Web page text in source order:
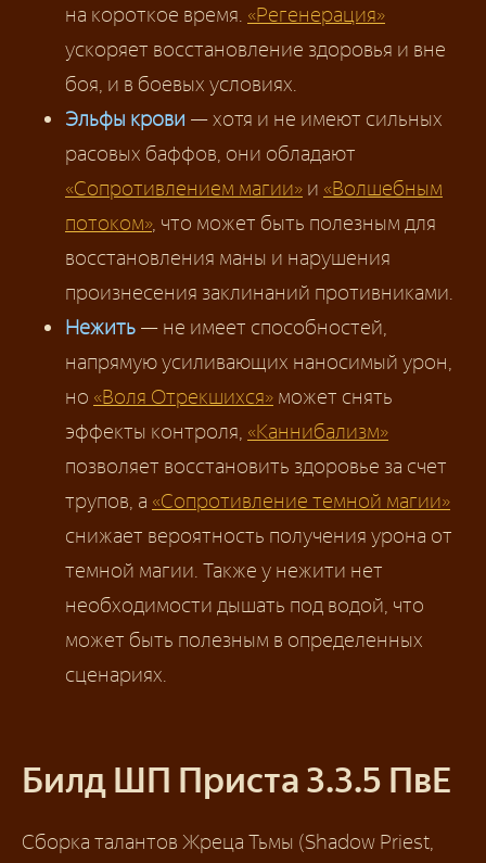
на короткое время. «Регенерация»
ускоряет восстановление здоровья и вне
боя, и в боевых условиях.
Эльфы крови — хотя и не имеют сильных
расовых баффов, они обладают
«Сопротивлением магии» и «Волшебным
потоком», что может быть полезным для
восстановления маны и нарушения
произнесения заклинаний противниками.
Нежить — не имеет способностей,
напрямую усиливающих наносимый урон,
но «Воля Отрекшихся» может снять
эффекты контроля, «Каннибализм»
позволяет восстановить здоровье за счет
трупов, а «Сопротивление темной магии»
снижает вероятность получения урона от
темной магии. Также у нежити нет
необходимости дышать под водой, что
может быть полезным в определенных
сценариях.
Билд ШП Приста 3.3.5 ПвЕ
Сборка талантов Жреца Тьмы (Shadow Priest,